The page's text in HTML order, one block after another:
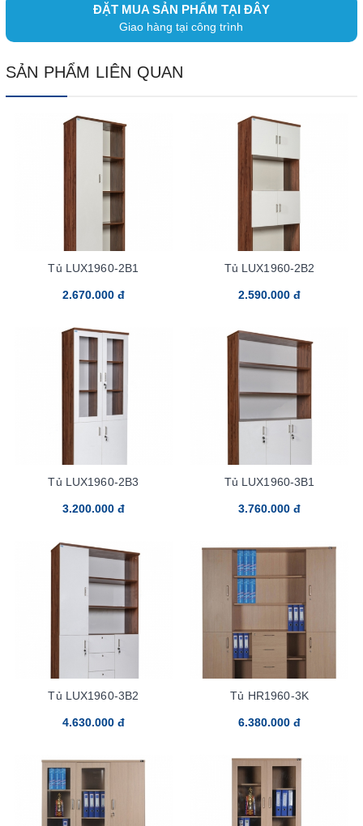
ĐẶT MUA SẢN PHẨM TẠI ĐÂY
Giao hàng tại công trình
SẢN PHẨM LIÊN QUAN
Tủ LUX1960-2B1
2.670.000 đ
Tủ LUX1960-2B2
2.590.000 đ
Tủ LUX1960-2B3
3.200.000 đ
Tủ LUX1960-3B1
3.760.000 đ
Tủ LUX1960-3B2
4.630.000 đ
Tủ HR1960-3K
6.380.000 đ